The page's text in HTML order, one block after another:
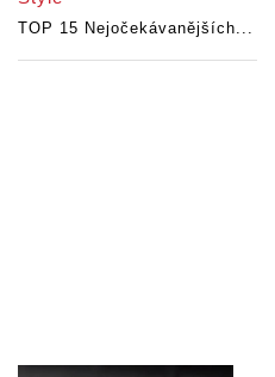
TOP 15 Nejočekávanějších...